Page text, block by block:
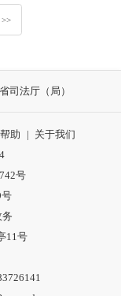
>>
司法厅（局）
助 | 关于我们
号
11号